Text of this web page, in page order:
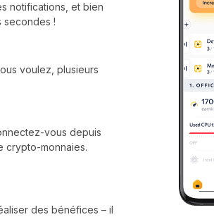
notifications, et bien
secondes !
voulez, plusieurs
vous depuis
crypto-monnaies.
des bénéfices – il